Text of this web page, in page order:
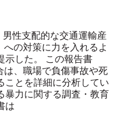
性支配的な交通運輸産
の対策に力を入れるよ
示した。 この報告書
、職場で負傷事故や死
ことを詳細に分析してい
暴力に関する調査・教育
は